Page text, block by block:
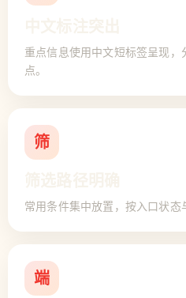
重点信息使用中文短标签呈现
点。
筛
常用条件集中放置，按入口状态
端